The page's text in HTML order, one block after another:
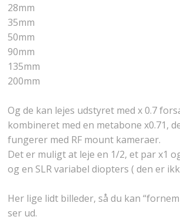
28mm
35mm
50mm
90mm
135mm
200mm
Og de kan lejes udstyret med x 0.7
kombineret med en metabone x0.71,
fungerer med RF mount kameraer.
Det er muligt at leje en 1/2, et par x1
og en SLR variabel diopters ( den er
Her lige lidt billeder, så du kan
ser ud.